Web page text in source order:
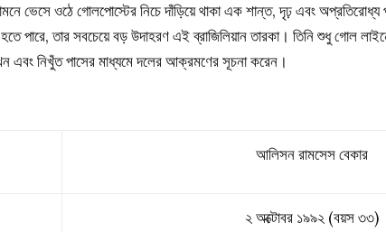
ভেসে ওঠে গোলপোস্টের নিচে দাঁড়িয়ে থাকা এক শান্ত, দৃঢ় এবং
পারে, তার সবচেয়ে বড় উদাহরণ এই ব্রাজিলিয়ান তারকা। তিনি শুধু গোল
এবং নিখুঁত পাসের মাধ্যমে দলের আক্রমণের সূচনা করেন।
আলিসন রামসেস বেকার
২ অক্টোবর ১৯৯২ (বয়স ৩৩)